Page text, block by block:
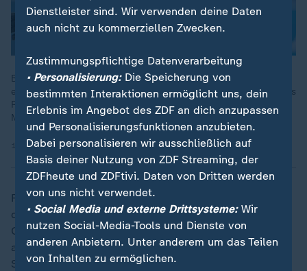
Bei der Nordischen Kombination auf der Großschanze
enttäuschten die drei Deutschen. Vinzenz Geiger (9), Johannes
Rydzek (10) und Julian Schmid (12) hatten nichts mit der
Medaillenvergabe zu tun.
17.02.2026 | 6:01 min
Für das olympische Überleben der "Königsdisziplin"
des Wintersports spricht auch, dass der nächste
Olympia-Gastgeber Frankreich die Winterzweikämpfer
ausdrücklich im Programm dabeihaben will.
Schließlich sind beide Wettkampfstätten - die
Dienstleister sind. Wir verwenden deine Daten
auch nicht zu kommerziellen Zwecken.
Zustimmungspflichtige Datenverarbeitung
• Personalisierung:Die Speicherung von
bestimmten Interaktionen ermöglicht uns, dein
Erlebnis im Angebot des ZDF an dich anzupassen
und Personalisierungsfunktionen anzubieten.
Dabei personalisieren wir ausschließlich auf
Basis deiner Nutzung von ZDF Streaming, der
ZDFheute und ZDFtivi. Daten von Dritten werden
von uns nicht verwendet.
• Social Media und externe Drittsysteme:Wir
nutzen Social-Media-Tools und Dienste von
anderen Anbietern. Unter anderem um das Teilen
von Inhalten zu ermöglichen.